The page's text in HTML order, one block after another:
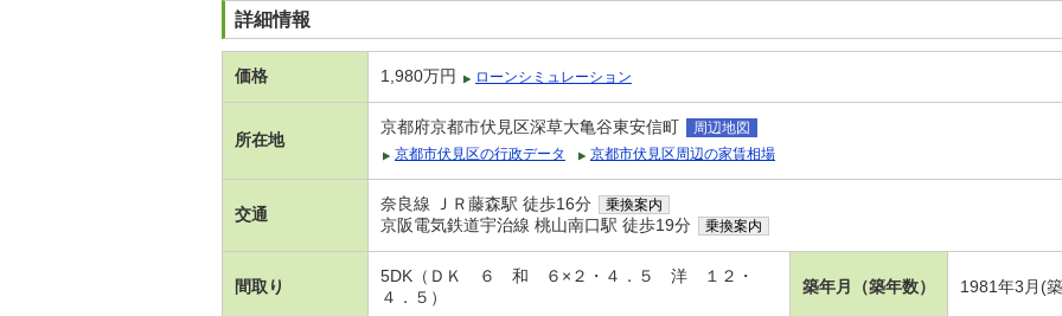
詳細情報
価格 1,980万円 ローンシミュレーション
所在地
京都府京都市伏見区深草大亀谷東安信町
周辺地図
京都市伏見区の行政データ
京都市伏見区周辺の家賃相場
交通
奈良線 ＪＲ藤森駅 徒歩16分 乗換案内
京阪電気鉄道宇治線 桃山南口駅 徒歩19分 乗換案内
間取り
5DK（ＤＫ ６ 和 ６×２・４．５ 洋 １２・
４．５）
築年月（築年数） 1981年3月(